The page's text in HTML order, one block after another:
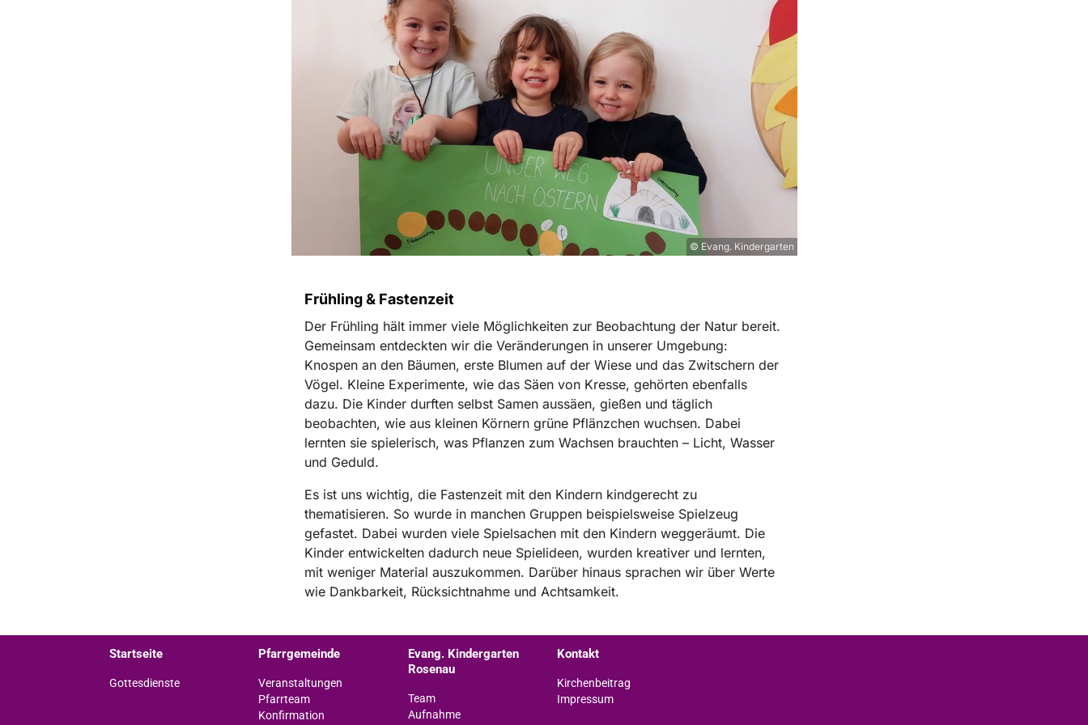
© Evang. Kindergarten
Frühling & Fastenzeit
Der Frühling hält immer viele Möglichkeiten zur Beobachtung der Natur bereit.
Gemeinsam entdeckten wir die Veränderungen in unserer Umgebung:
Knospen an den Bäumen, erste Blumen auf der Wiese und das Zwitschern der
Vögel. Kleine Experimente, wie das Säen von Kresse, gehörten ebenfalls
dazu. Die Kinder durften selbst Samen aussäen, gießen und täglich
beobachten, wie aus kleinen Körnern grüne Pflänzchen wuchsen. Dabei
lernten sie spielerisch, was Pflanzen zum Wachsen brauchten – Licht, Wasser
und Geduld.
Es ist uns wichtig, die Fastenzeit mit den Kindern kindgerecht zu
thematisieren. So wurde in manchen Gruppen beispielsweise Spielzeug
gefastet. Dabei wurden viele Spielsachen mit den Kindern weggeräumt. Die
Kinder entwickelten dadurch neue Spielideen, wurden kreativer und lernten,
mit weniger Material auszukommen. Darüber hinaus sprachen wir über Werte
wie Dankbarkeit, Rücksichtnahme und Achtsamkeit.
Startseite
Gottesdienste
Pfarrgemeinde
Veranstaltungen
Pfarrteam
Konfirmation
Evang. Kindergarten
Rosenau
Team
Aufnahme
Kontakt
Kirchenbeitrag
Impressum